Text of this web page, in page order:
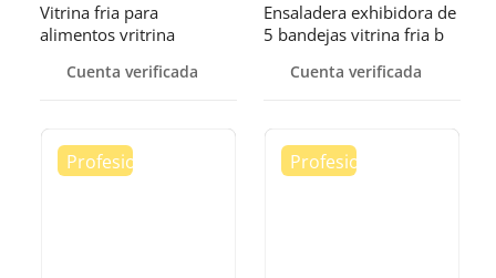
Vitrina fria para
alimentos vritrina
Cuenta verificada
Ensaladera exhibidora de
5 bandejas vitrina fria b
Cuenta verificada